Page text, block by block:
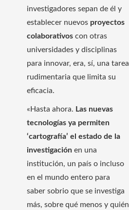
investigadores sepan de él y
establecer nuevos proyectos
colaborativos con otras
universidades y disciplinas
para innovar, era, sí, una tarea
rudimentaria que limita su
eficacia.
«Hasta ahora. Las nuevas
tecnologías ya permiten
‘cartografía’ el estado de la
investigación en una
institución, un país o incluso
en el mundo entero para
saber sobrio que se investiga
más, sobre qué menos y quién